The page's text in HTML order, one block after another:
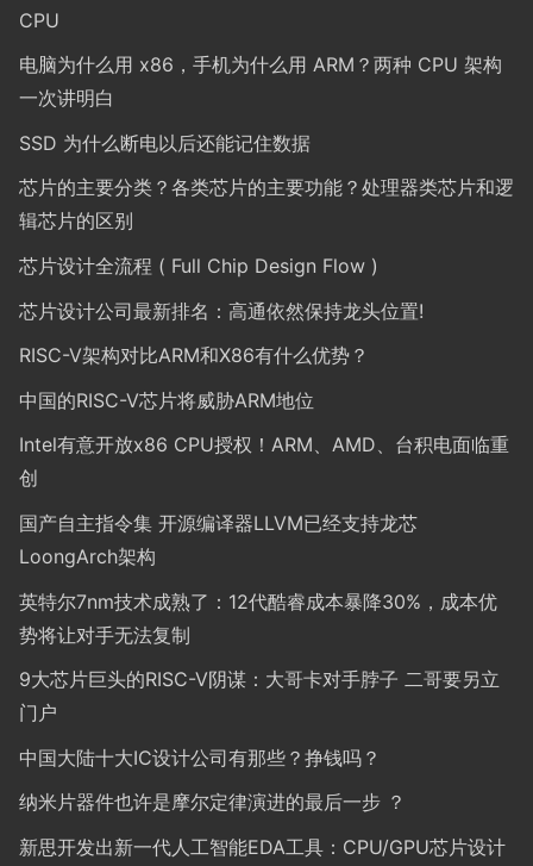
CPU
电脑为什么用 x86，手机为什么用 ARM？两种 CPU 架构
一次讲明白
SSD 为什么断电以后还能记住数据
芯片的主要分类？各类芯片的主要功能？处理器类芯片和逻
辑芯片的区别
芯片设计全流程 ( Full Chip Design Flow )
芯片设计公司最新排名：高通依然保持龙头位置!
RISC-V架构对比ARM和X86有什么优势？
中国的RISC-V芯片将威胁ARM地位
Intel有意开放x86 CPU授权！ARM、AMD、台积电面临重
创
国产自主指令集 开源编译器LLVM已经支持龙芯
LoongArch架构
英特尔7nm技术成熟了：12代酷睿成本暴降30%，成本优
势将让对手无法复制
9大芯片巨头的RISC-V阴谋：大哥卡对手脖子 二哥要另立
门户
中国大陆十大IC设计公司有那些？挣钱吗？
纳米片器件也许是摩尔定律演进的最后一步 ？
新思开发出新一代人工智能EDA工具：CPU/GPU芯片设计